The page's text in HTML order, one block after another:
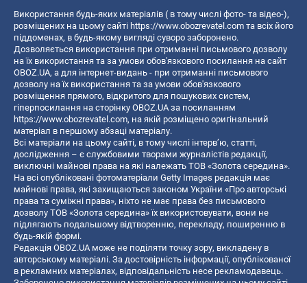
Використання будь-яких матеріалів ( в тому числі фото- та відео-),
розміщених на цьому сайті https://www.obozrevatel.com та всіх його
піддоменах, в будь-якому вигляді суворо заборонено.
Дозволяється використання при отриманні письмового дозволу
на їх використання та за умови обов'язкового посилання на сайт
OBOZ.UA, а для інтернет-видань - при отриманні письмового
дозволу на їх використання та за умови обов'язкового
розміщення прямого, відкритого для пошукових систем,
гіперпосилання на сторінку OBOZ.UA за посиланням
https://www.obozrevatel.com, на якій розміщено оригінальний
матеріал в першому абзаці матеріалу.
Всі матеріали на цьому сайті, в тому числі інтерв’ю, статті,
дослідження – є службовими творами журналістів редакції,
виключні майнові права на які належать ТОВ «Золота середина».
На всі опубліковані фотоматеріали Getty Images редакція має
майнові права, які захищаються законом України «Про авторські
права та суміжні права», ніхто не має права без письмового
дозволу ТОВ «Золота середина» їх використовувати, вони не
підлягають подальшому відтворенню, перекладу, поширенню в
будь-якій формі.
Редакція OBOZ.UA може не поділяти точку зору, викладену в
авторському матеріалі. За достовірність інформації, опублікованої
в рекламних матеріалах, відповідальність несе рекламодавець.